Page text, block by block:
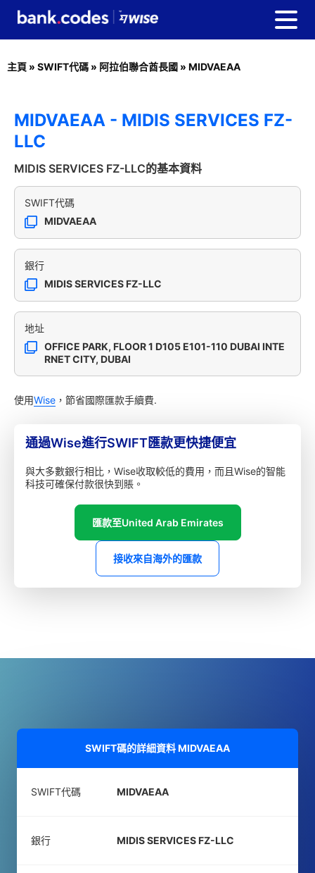
主頁 » SWIFT代碼 » 阿拉伯聯合酋長國 » MIDVAEAA
MIDVAEAA - MIDIS SERVICES FZ-
LLC
MIDIS SERVICES FZ-LLC的基本資料
SWIFT代碼
MIDVAEAA
銀行
MIDIS SERVICES FZ-LLC
地址
OFFICE PARK, FLOOR 1 D105 E101-110 DUBAI INTE
RNET CITY, DUBAI
使用Wise ，節省國際匯款手續費.
通過Wise進行SWIFT匯款更快捷便宜
與大多數銀行相比，Wise收取較低的費用，而且Wise的智能
科技可確保付款很快到賬。
匯款至United Arab Emirates
接收來自海外的匯款
SWIFT碼的詳細資料MIDVAEAA
SWIFT代碼 MIDVAEAA
銀行 MIDIS SERVICES FZ-LLC